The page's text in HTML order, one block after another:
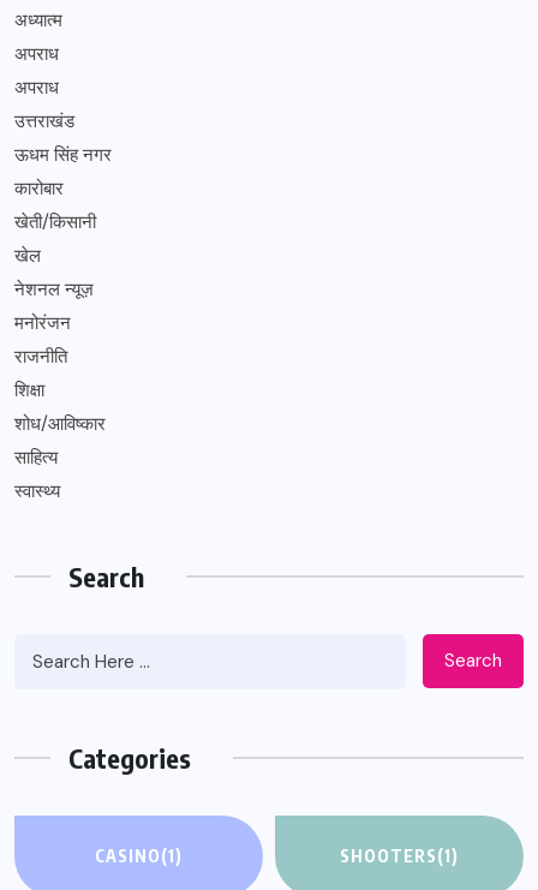
अध्यात्म
अपराध
अपराध
उत्तराखंड
ऊधम सिंह नगर
कारोबार
खेती/किसानी
खेल
नेशनल न्यूज़
मनोरंजन
राजनीति
शिक्षा
शोध/आविष्कार
साहित्य
स्वास्थ्य
Search
Search
Categories
CASINO(1) SHOOTERS(1)